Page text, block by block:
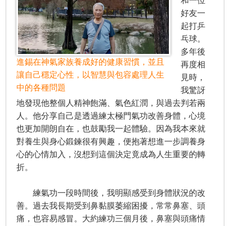
進錫在神氣家族養成好的健康習慣，並且
讓自己穩定心性，以智慧與包容處理人生
中的各種問題
好友一
起打乒
乓球。
多年後
再度相
見時，
我驚訝
地發現他整個人精神飽滿、氣色紅潤，與過去判若兩
人。他分享自己是透過練太極門氣功改善身體，心境
也更加開朗自在，也鼓勵我一起體驗。因為我本來就
對養生與身心鍛鍊很有興趣，便抱著想進一步調養身
心的心情加入，沒想到這個決定竟成為人生重要的轉
折。
練氣功一段時間後，我明顯感受到身體狀況的改
善。過去我長期受到鼻黏膜萎縮困擾，常常鼻塞、頭
痛，也容易感冒。大約練功三個月後，鼻塞與頭痛情